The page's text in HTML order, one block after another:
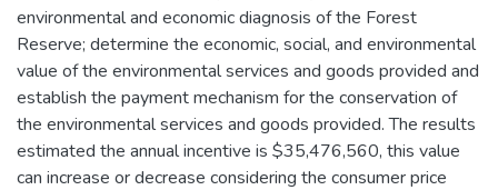
environmental and economic diagnosis of the Forest
Reserve; determine the economic, social, and environmental
value of the environmental services and goods provided and
establish the payment mechanism for the conservation of
the environmental services and goods provided. The results
estimated the annual incentive is $35,476,560, this value
can increase or decrease considering the consumer price